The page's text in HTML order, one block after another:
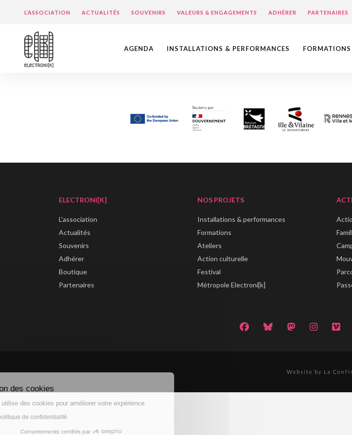
L’ASSOCIATION ACTUALITÉS SOUVENIRS VALEURS & ENGAGEMENTS ADHÉRER PARTENAIRES
AGENDA INSTALLATIONS & PERFORMANCES FORMATIONS
ELECTRONI[K]
L'association
Actualités
Souvenirs
Adhérer
Boutique
Partenaires
NOS PROJETS
Installations & performances
Formations
Ateliers
Action culturelle
Festival
Métropole Electroni[k]
Website by La
Gestion des cookies
Ce site utilise des cookies pour améliorer votre expérience.
Lire la politique de confidentialité
Consentements certifiés par